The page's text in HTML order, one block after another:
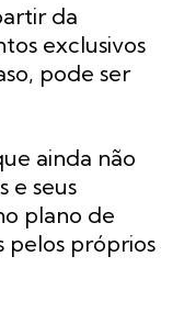
da
exclusivos
pode ser
ainda não
e seus
plano de
pelos próprios